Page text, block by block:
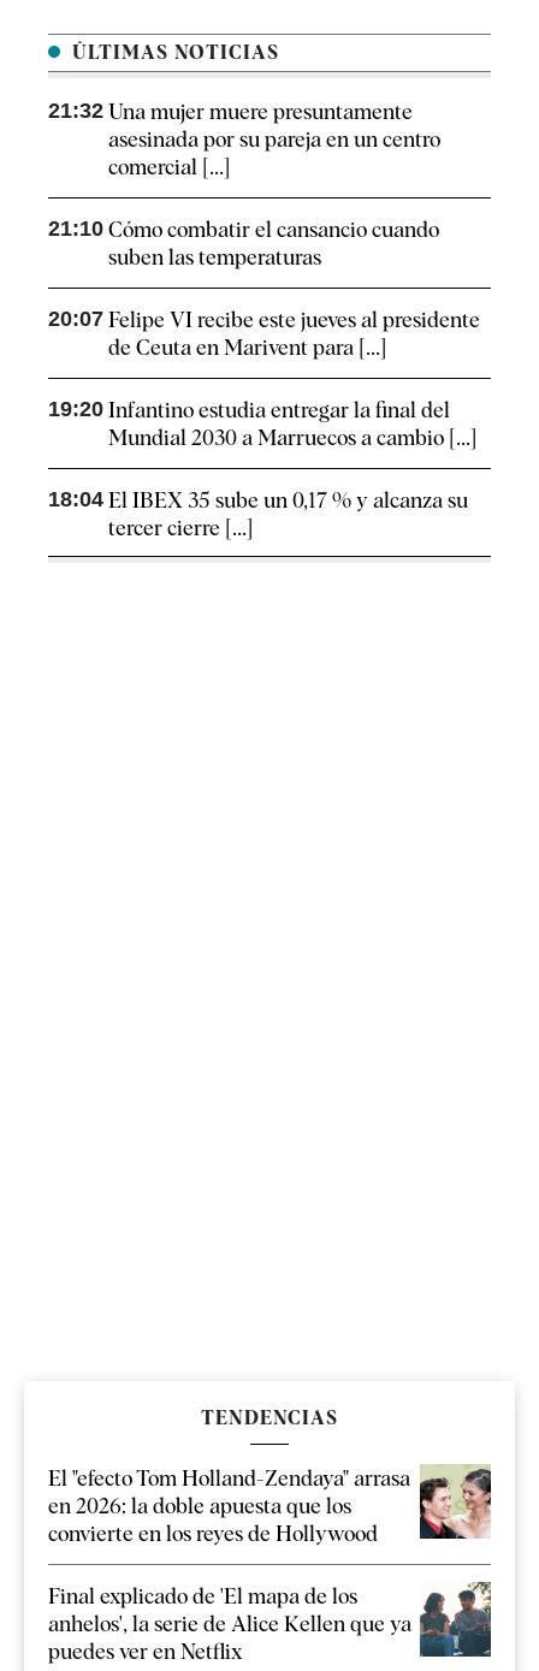
ÚLTIMAS NOTICIAS
21:32 Una mujer muere presuntamente
asesinada por su pareja en un centro
comercial [...]
21:10 Cómo combatir el cansancio​ cuando
suben las temperaturas
20:07 Felipe VI recibe este jueves al presidente
de Ceuta en Marivent para [...]
19:20 Infantino estudia entregar la final del
Mundial 2030 a Marruecos a cambio [...]
18:04 El IBEX 35 sube un 0,17 % y alcanza su
tercer cierre [...]
TENDENCIAS
El "efecto Tom Holland-Zendaya" arrasa
en 2026: la doble apuesta que los
convierte en los reyes de Hollywood
Final explicado de 'El mapa de los
anhelos', la serie de Alice Kellen que ya
puedes ver en Netflix